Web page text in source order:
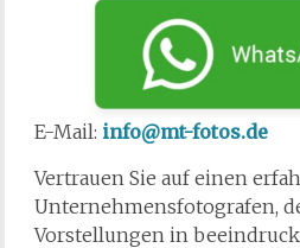
E-Mail: info@mt-fotos.de
Vertrauen Sie auf einen
Unternehmensfotografen,
Vorstellungen in